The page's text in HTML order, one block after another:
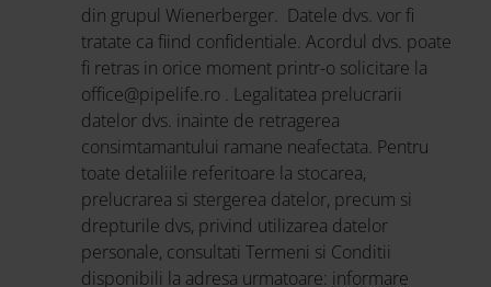
din grupul Wienerberger. Datele dvs. vor fi
tratate ca fiind confidentiale. Acordul dvs. poate
fi retras in orice moment printr-o solicitare la
office@pipelife.ro . Legalitatea prelucrarii
datelor dvs. inainte de retragerea
consimtamantului ramane neafectata. Pentru
toate detaliile referitoare la stocarea,
prelucrarea si stergerea datelor, precum si
drepturile dvs, privind utilizarea datelor
personale, consultati Termeni si Conditii
disponibili la adresa urmatoare: informare